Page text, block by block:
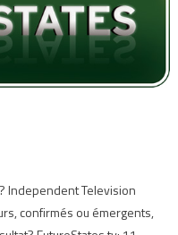
Independent Television
confirmés ou émergents,